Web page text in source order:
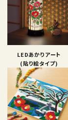
LEDあかりアート
(貼り絵タイプ)